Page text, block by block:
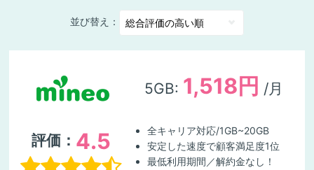
並び替え：
5GB: 1,518円 /月
評価： 4.5
全キャリア対応/1GB~20GB
安定した速度で顧客満足度1位
最低利用期間／解約金なし！